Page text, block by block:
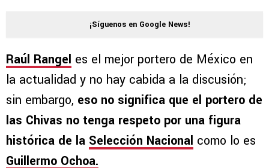
¡Síguenos en Google News!
Raúl Rangel es el mejor portero de México en
la actualidad y no hay cabida a la discusión;
sin embargo, eso no significa que el portero de
las Chivas no tenga respeto por una figura
histórica de la Selección Nacional como lo es
Guillermo Ochoa.